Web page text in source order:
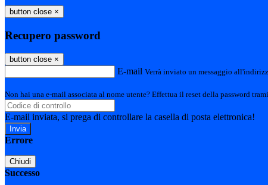
button close ×
Recupero password
button close ×
E-mail Verrà inviato un messaggio
Non hai una e-mail associata al nome utente? Effettua il reset della password
E-mail inviata, si prega di controllare la casella di posta elettronica!
Errore
Chiudi
Successo